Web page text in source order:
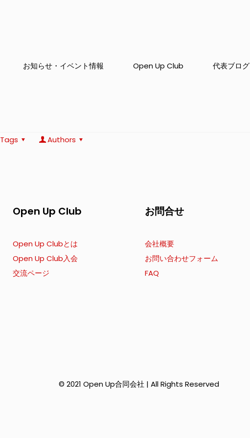
お知らせ・イベント情報 Open Up Club 代表ブログ
Tags Authors
Open Up Club
Open Up Clubとは
Open Up Club入会
交流ページ
お問合せ
会社概要
お問い合わせフォーム
FAQ
© 2021 Open Up合同会社 | All Rights Reserved